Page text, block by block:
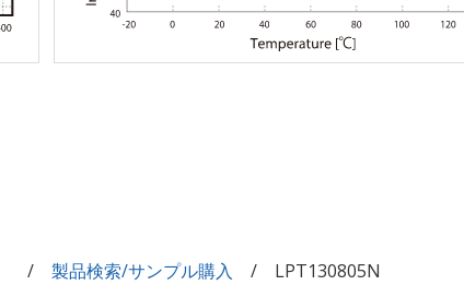
製品検索/サンプル購入 LPT130805N